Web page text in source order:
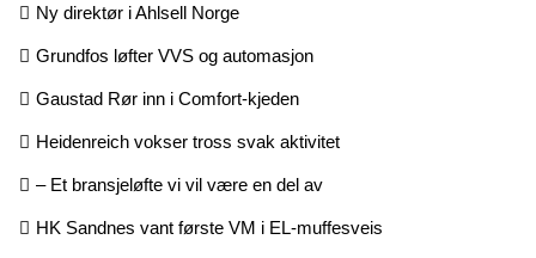
Ny direktør i Ahlsell Norge
Grundfos løfter VVS og automasjon
Gaustad Rør inn i Comfort-kjeden
Heidenreich vokser tross svak aktivitet
– Et bransjeløfte vi vil være en del av
HK Sandnes vant første VM i EL-muffesveis